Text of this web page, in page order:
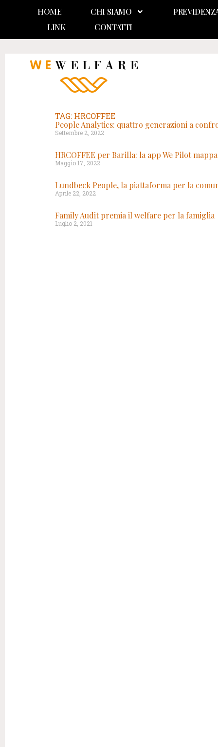
HOME CHI SIAMO
LINK
CONTATTI
TAG: HRCOFFEE
People Analytics: quattro generazioni a
Settembre 2, 2022
HRCOFFEE per Barilla: la app We Pilot
Maggio 17, 2022
Lundbeck People, la piattaforma per la
Aprile 22, 2022
Family Audit premia il welfare per la famiglia
Luglio 2, 2021